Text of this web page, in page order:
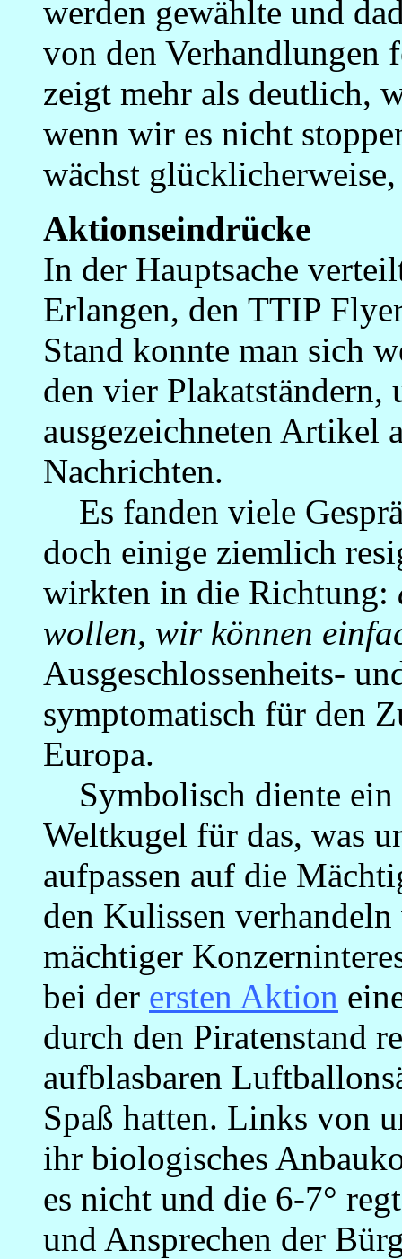
werden gewählte und
von den Verhandlungen
zeigt mehr als deutlich,
wenn wir es nicht
wächst
Aktionseindrücke
In der Hauptsache
Erlangen, den TTIP
Stand konnte man sich
den vier Plakatständern,
ausgezeichneten Artikel
Nachrichten.
Es fanden viele
doch einige ziemlich
wirkten in die Richtung:
wollen, wir können
Ausgeschlossenheits-
symptomatisch für den
Europa.
Symbolisch diente ein
Weltkugel für das, was
aufpassen auf die
den Kulissen
mächtiger
bei der ersten Aktion
durch den Piratenstand
aufblasbaren
Spaß hatten. Links von
ihr biologisches
es nicht und die 6-7°
und Ansprechen der